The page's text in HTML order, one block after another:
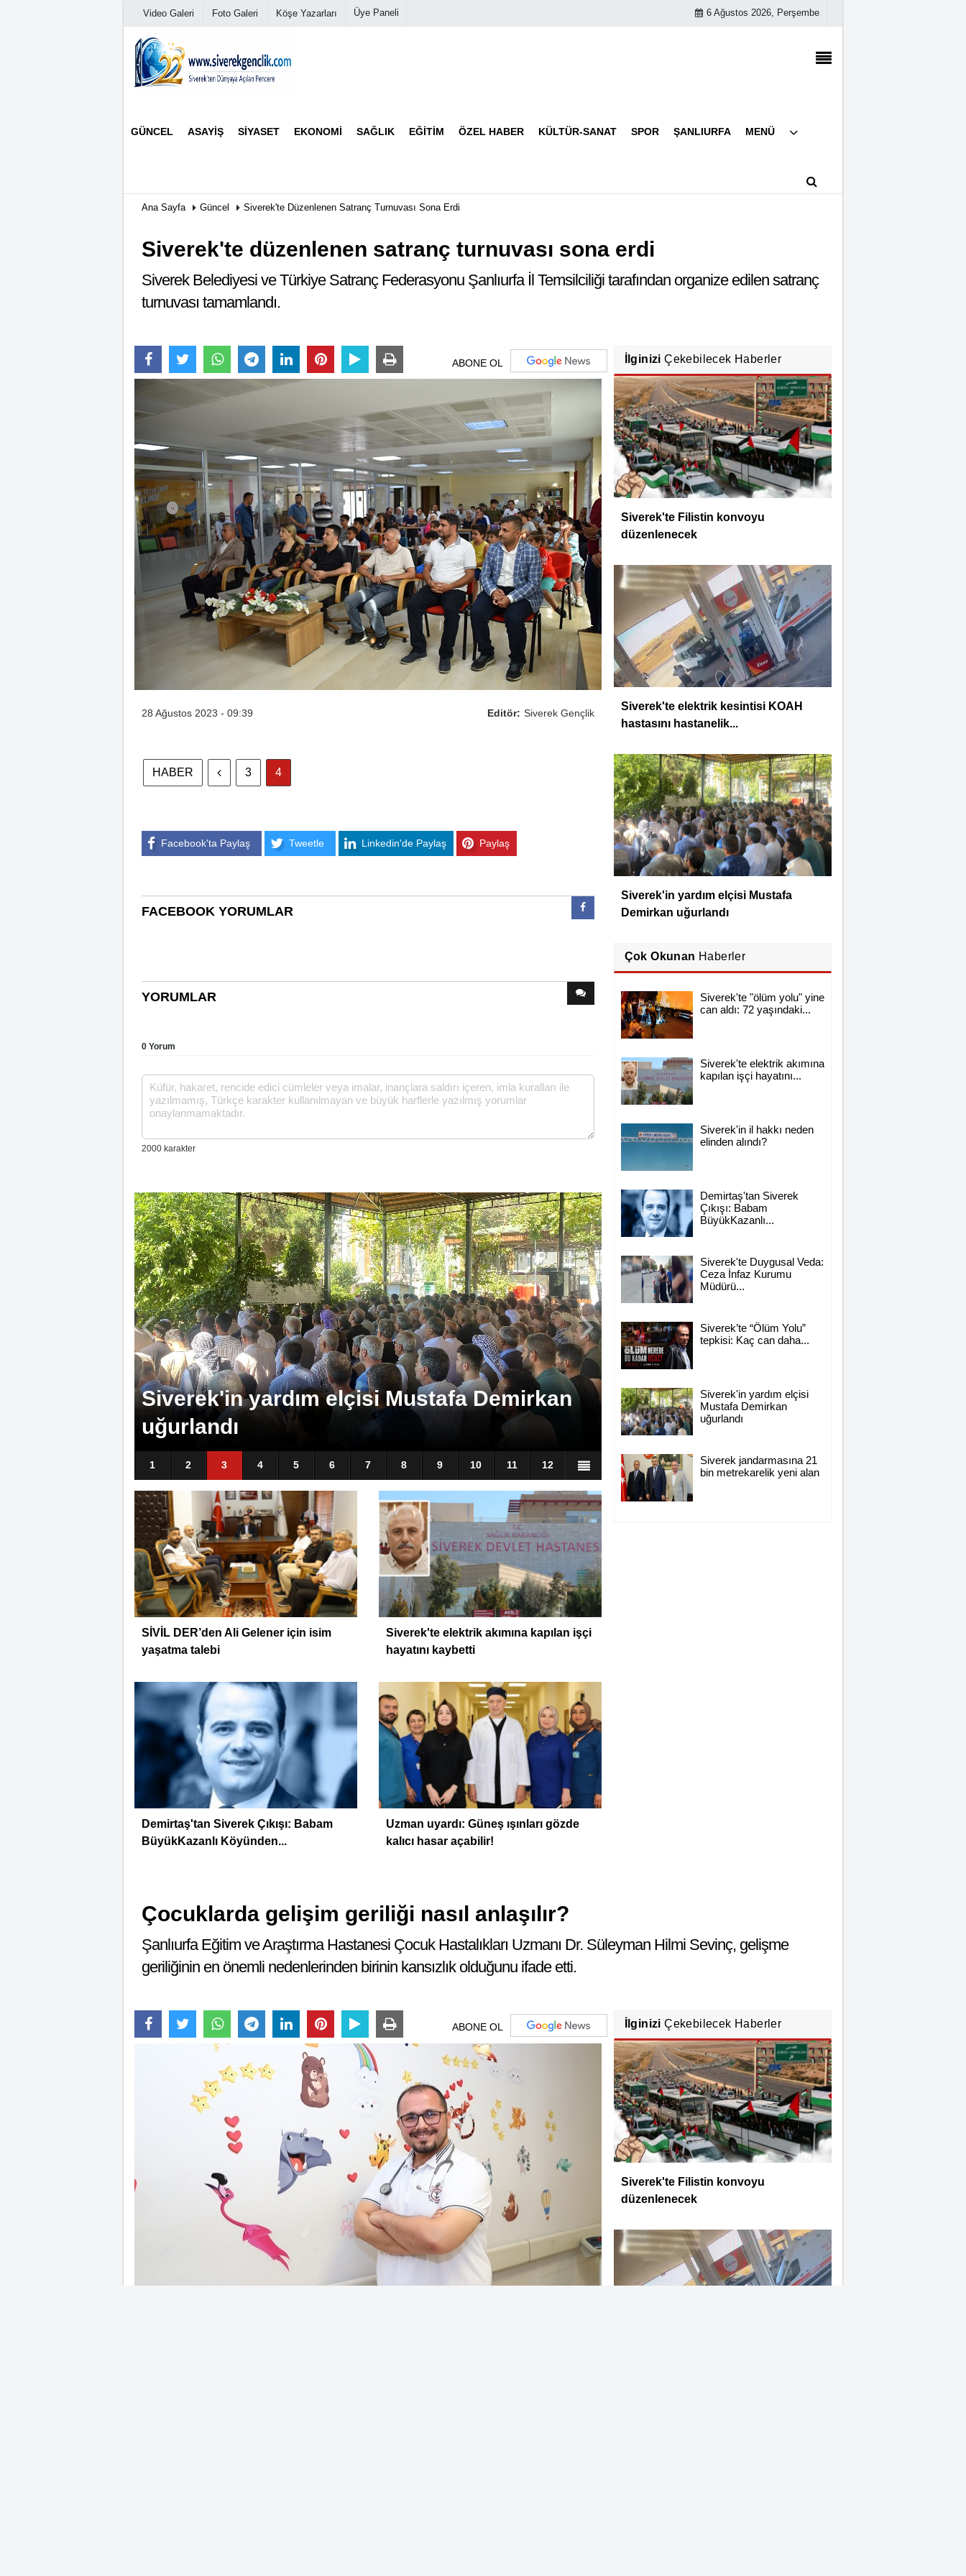
Video Galeri Foto Galeri Köşe Yazarları Üye Paneli 6 Ağustos 2026, Perşembe
GÜNCEL ASAYIŞ SIYASET EKONOMI SAĞLIK EĞITIM ÖZEL HABER KÜLTÜR-SANAT SPOR ŞANLIURFA MENÜ
Haber Arşivi
Video Galeri
İletişim
Ana Sayfa Güncel Siverek'te Düzenlenen Satranç Turnuvası Sona Erdi
Siverek'te düzenlenen satranç turnuvası sona erdi
Siverek Belediyesi ve Türkiye Satranç Federasyonu Şanlıurfa İl Temsilciliği tarafından organize edilen satranç
turnuvası tamamlandı.
ABONE OL
Editör: Siverek Gençlik
28 Ağustos 2023 - 09:39
HABER 3 4
Facebook'ta Paylaş Tweetle Linkedin'de Paylaş Paylaş
FACEBOOK YORUMLAR
YORUMLAR
0 Yorum
Siverek'te elektrik akımına kapılan işçi
hayatını kaybetti
1 2 3 4 5 6 7 8 9 10 11 12
SİVİL DER’den Ali Gelener için isim
yaşatma talebi
Siverek'te elektrik akımına kapılan işçi
hayatını kaybetti
Demirtaş'tan Siverek Çıkışı: Babam
BüyükKazanlı Köyünden...
Uzman uyardı: Güneş ışınları gözde
kalıcı hasar açabilir!
İlginizi Çekebilecek Haberler
Siverek'te Filistin konvoyu
düzenlenecek
Siverek'te elektrik kesintisi KOAH
hastasını hastanelik...
Siverek'in yardım elçisi Mustafa
Demirkan uğurlandı
Çok Okunan Haberler
Siverek'te "ölüm yolu" yine
can aldı: 72 yaşındaki...
Siverek'te elektrik akımına
kapılan işçi hayatını...
Siverek'in il hakkı neden
elinden alındı?
Demirtaş'tan Siverek
Çıkışı: Babam
BüyükKazanlı...
Siverek'te Duygusal Veda:
Ceza İnfaz Kurumu
Müdürü...
Siverek’te “Ölüm Yolu”
tepkisi: Kaç can daha...
Siverek'in yardım elçisi
Mustafa Demirkan
uğurlandı
Siverek jandarmasına 21
bin metrekarelik yeni alan
Çocuklarda gelişim geriliği nasıl anlaşılır?
Şanlıurfa Eğitim ve Araştırma Hastanesi Çocuk Hastalıkları Uzmanı Dr. Süleyman Hilmi Sevinç, gelişme
geriliğinin en önemli nedenlerinden birinin kansızlık olduğunu ifade etti.
ABONE OL İlginizi Çekebilecek Haberler
Siverek'te Filistin konvoyu
düzenlenecek